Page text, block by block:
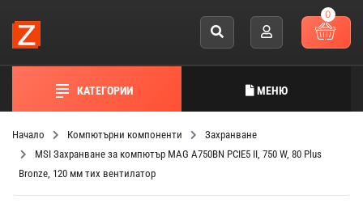
0
КАТЕГОРИИ МЕНЮ
Начало Компютърни компоненти
Захранване
MSI Захранване за компютър MAG A750BN PCIE5 II, 750 W, 80 Plus
Bronze, 120 мм тих вентилатор